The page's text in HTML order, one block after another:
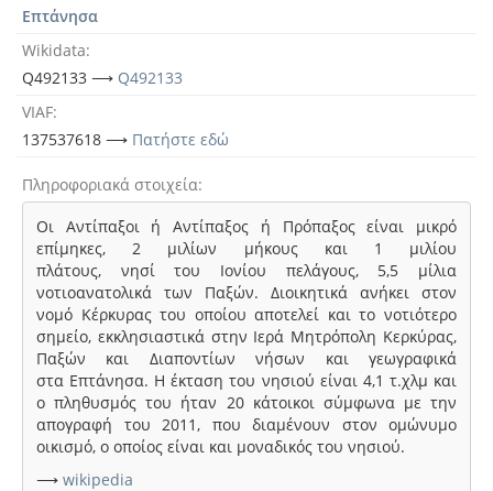
Επτάνησα
Wikidata
Q492133 ⟶ Q492133
VIAF
137537618 ⟶ Πατήστε εδώ
Πληροφοριακά στοιχεία
Οι Αντίπαξοι ή Αντίπαξος ή Πρόπαξος είναι μικρό
επίμηκες, 2 μιλίων μήκους και 1 μιλίου
πλάτους, νησί του Ιονίου πελάγους, 5,5 μίλια
νοτιοανατολικά των Παξών. Διοικητικά ανήκει στον
νομό Κέρκυρας του οποίου αποτελεί και το νοτιότερο
σημείο, εκκλησιαστικά στην Ιερά Μητρόπολη Κερκύρας,
Παξών και Διαποντίων νήσων και γεωγραφικά
στα Επτάνησα. Η έκταση του νησιού είναι 4,1 τ.χλμ και
ο πληθυσμός του ήταν 20 κάτοικοι σύμφωνα με την
απογραφή του 2011, που διαμένουν στον ομώνυμο
οικισμό, ο οποίος είναι και μοναδικός του νησιού.
⟶ wikipedia